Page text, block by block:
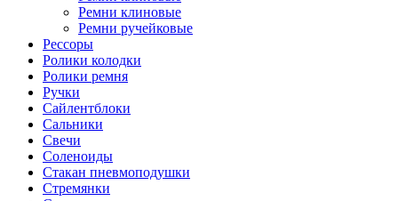
Ремни клиновые
Ремни ручейковые
Рессоры
Ролики колодки
Ролики ремня
Ручки
Сайлентблоки
Сальники
Свечи
Соленоиды
Стакан пневмоподушки
Стремянки